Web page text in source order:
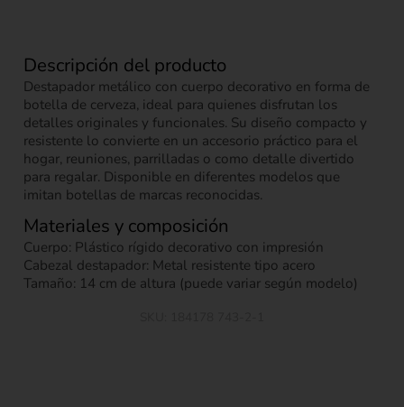
Descripción del producto
Destapador metálico con cuerpo decorativo en forma de
botella de cerveza, ideal para quienes disfrutan los
detalles originales y funcionales. Su diseño compacto y
resistente lo convierte en un accesorio práctico para el
hogar, reuniones, parrilladas o como detalle divertido
para regalar. Disponible en diferentes modelos que
imitan botellas de marcas reconocidas.
Materiales y composición
Cuerpo: Plástico rígido decorativo con impresión
Cabezal destapador: Metal resistente tipo acero
Tamaño: 14 cm de altura (puede variar según modelo)